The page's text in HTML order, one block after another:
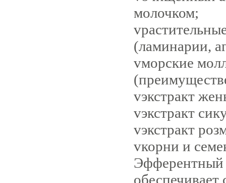
молочком;
v
(ламинарии,
vморские
vэкстракт
vэкстракт
vэкстракт
vкорни и
Эфферентный